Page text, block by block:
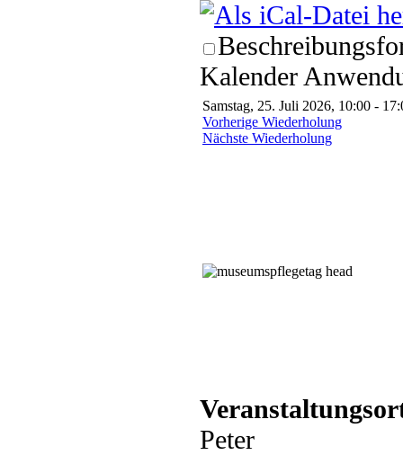
Kalender
Samstag, 25. Juli 2026, 10:00 -
Vorherige Wiederholung
Nächste Wiederholung
Peter